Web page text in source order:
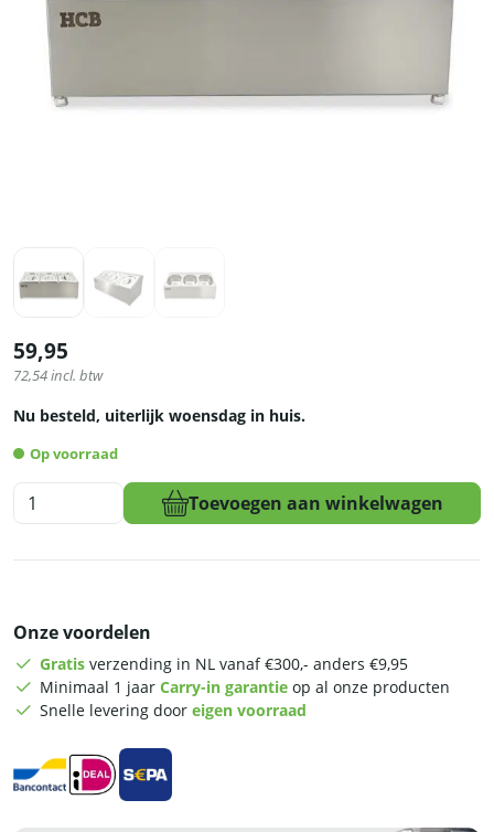
59,95
72,54incl. btw
Nu besteld, uiterlijk woensdag in huis.
Op voorraad
HCB
Bakhouder
GN
RVS
aantal
Toevoegen aan winkelwagen
Onze voordelen
Gratis verzending in NL vanaf €300,- anders €9,95
Minimaal 1 jaar Carry-in garantie op al onze producten
Snelle levering door eigen voorraad